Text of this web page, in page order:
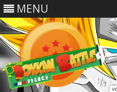
MENU